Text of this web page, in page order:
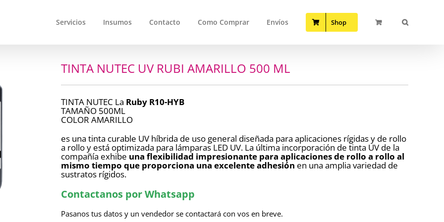
Servicios Insumos Contacto Como Comprar Envíos Shop
TINTA NUTEC UV RUBI AMARILLO 500 ML
TINTA NUTEC La Ruby R10-HYB
TAMAÑO 500ML
COLOR AMARILLO
es una tinta curable UV híbrida de uso general diseñada para aplicaciones rígidas y de rollo
a rollo y está optimizada para lámparas LED UV. La última incorporación de tinta UV de la
compañía exhibe una flexibilidad impresionante para aplicaciones de rollo a rollo al
mismo tiempo que proporciona una excelente adhesión en una amplia variedad de
sustratos rígidos.
Contactanos por Whatsapp
Pasanos tus datos y un vendedor se contactará con vos en breve.